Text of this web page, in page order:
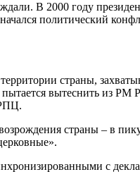
В 2000 году
политический
страны,
вытеснить из РМ
страны – в
с